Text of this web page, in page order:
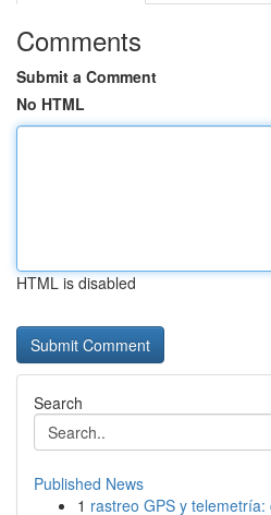
Comments
Submit a Comment
No HTML
HTML is disabled
Search
Published News
1 rastreo GPS y